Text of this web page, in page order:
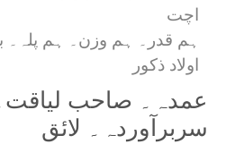
اچت
ہم قدر۔ ہم وزن۔ ہم پلہ۔
اولاد ذکور
عمدہ۔ صاحب
سربرآوردہ۔ لائق